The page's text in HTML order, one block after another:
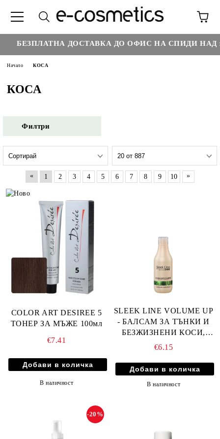
БЕЗПЛАТНА ДОСТАВКА ДО ОФИС НА СПИДИ НАД :
Начало КОСА
КОСА
Филтри
« 1 2 3 4 5 6 7 8 9 10 »
COLOR ART DESIREE 5
ТОНЕР ЗА МЪЖЕ 100мл
€7.41
В наличност
SLEEK LINE VOLUME UP
- БАЛСАМ ЗА ТЪНКИ И
БЕЗЖИЗНЕНИ КОСИ,
ПРИДАВАЩ ОБЕМ С
ПРОТЕИНИ,
АМИНОКИСЕЛИНИ И
РАСТИТЕЛНИ
€6.15
В наличност
-20%